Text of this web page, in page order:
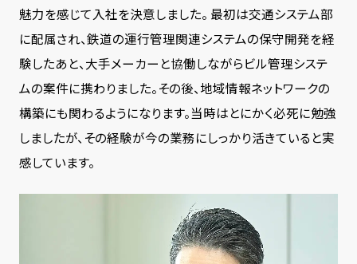
魅力を感じて入社を決意しました。 最初は交通システム部
に配属され、鉄道の運行管理関連システムの保守開発を経
験したあと、大手メーカーと協働しながらビル管理システ
ムの案件に携わりました。その後、地域情報ネットワークの
構築にも関わるようになります。当時はとにかく必死に勉強
しましたが、その経験が今の業務にしっかり活きていると実
感しています。